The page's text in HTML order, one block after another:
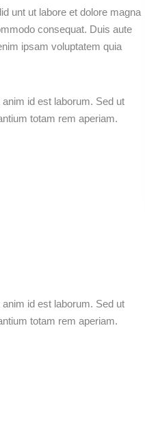
unt ut labore et dolore magna
consequat. Duis aute
ipsam voluptatem quia
id est laborum. Sed ut
totam rem aperiam.
id est laborum. Sed ut
totam rem aperiam.